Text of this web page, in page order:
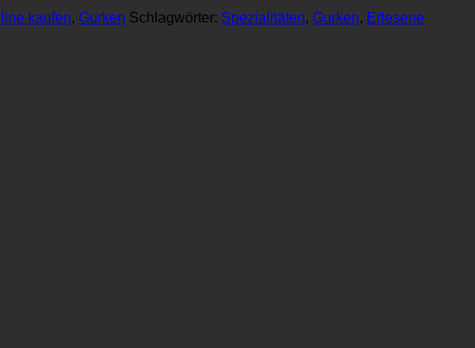
kaufen, Gurken Schlagwörter: Spezialitäten, Gurken, Erlesene